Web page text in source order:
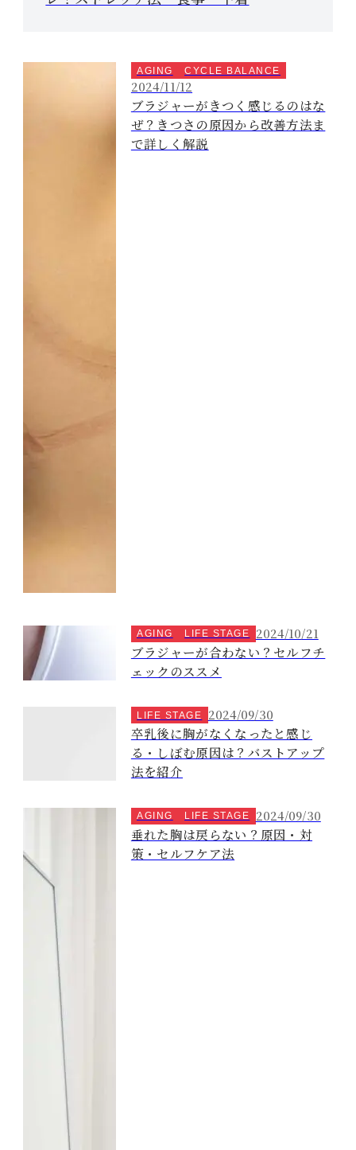
AGING CYCLE BALANCE
2024/11/12
ブラジャーがきつく感じるのはな
ぜ？きつさの原因から改善方法ま
で詳しく解説
AGING LIFE STAGE 2024/10/21
ブラジャーが合わない？セルフチ
ェックのススメ
LIFE STAGE 2024/09/30
卒乳後に胸がなくなったと感じ
る・しぼむ原因は？バストアップ
法を紹介
AGING LIFE STAGE 2024/09/30
垂れた胸は戻らない？原因・対
策・セルフケア法